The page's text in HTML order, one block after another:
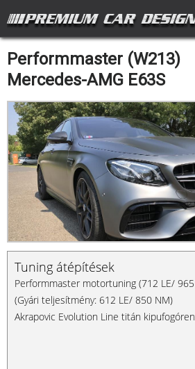
Performmaster (W213)
Mercedes-AMG E63S
Tuning átépítések
Performmaster motortuning (712 LE/
(Gyári teljesítmény: 612 LE/ 850 NM)
Akrapovic Evolution Line titán